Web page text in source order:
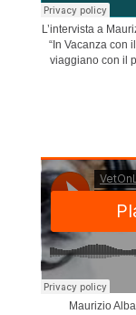
L’intervista a
“In Vacanza con
viaggiano con il
Maurizio